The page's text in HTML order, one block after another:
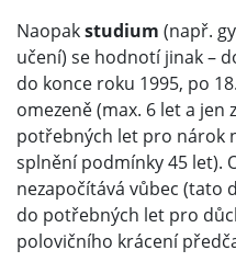
Naopakstudium (např.
učení) se hodnotí jinak –
do konce roku 1995, po
omezeně (max. 6 let a jen
potřebných let pro nárok
splnění podmínky 45 let).
nezapočítává vůbec (tato
do potřebných let pro
polovičního krácení